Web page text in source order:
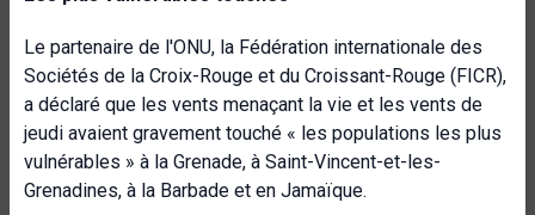
Le partenaire de l'ONU, la Fédération internationale des
Sociétés de la Croix-Rouge et du Croissant-Rouge (FICR),
a déclaré que les vents menaçant la vie et les vents de
jeudi avaient gravement touché « les populations les plus
vulnérables » à la Grenade, à Saint-Vincent-et-les-
Grenadines, à la Barbade et en Jamaïque.